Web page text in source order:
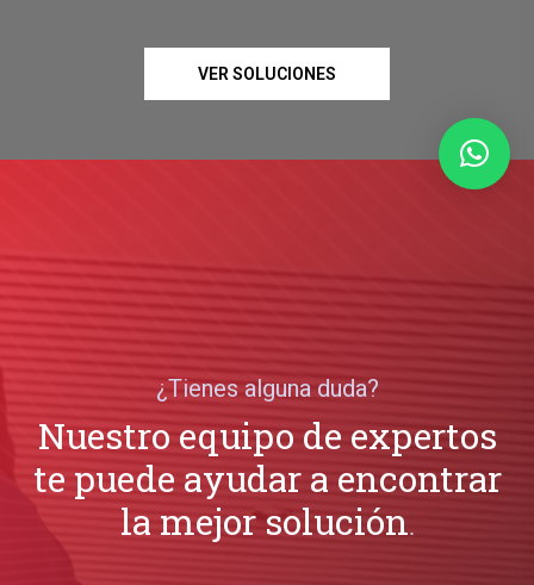
VER SOLUCIONES
¿Tienes alguna duda?
Nuestro equipo de expertos
te puede ayudar a encontrar
la mejor solución.